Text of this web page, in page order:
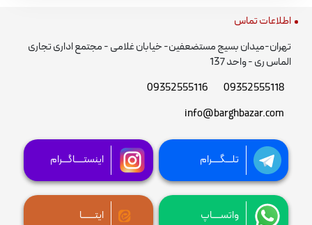
اطلاعات تماس
تهران-میدان بسیج مستضعفین- خیابان غلامی - مجتمع اداری تجاری
الماس ری - واحد 137
09352555118
09352555116
info@barghbazar.com
تلـــگــــرام اینستــــاگـــرام
واتســــاپ ایتــــــا